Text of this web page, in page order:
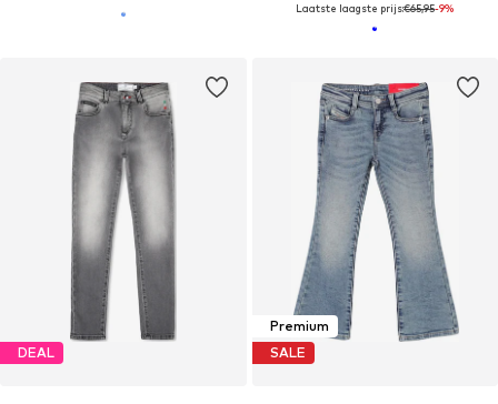
Laatste laagste prijs:€65,95-9%
DEAL
Premium
SALE